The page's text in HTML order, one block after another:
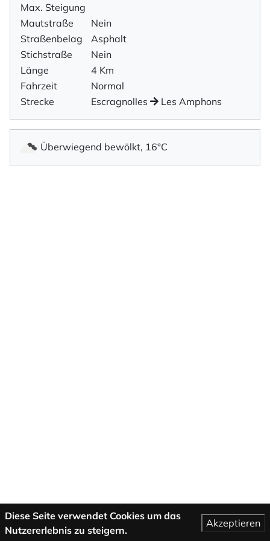
Max. Steigung
Mautstraße
Nein
Straßenbelag
Asphalt
Stichstraße
Nein
Länge
4 Km
Fahrzeit
Normal
Strecke
Escragnolles Les Amphons
Überwiegend bewölkt, 16°C
Diese Seite verwendet Cookies um das
Nutzererlebnis zu steigern.
Akzeptieren